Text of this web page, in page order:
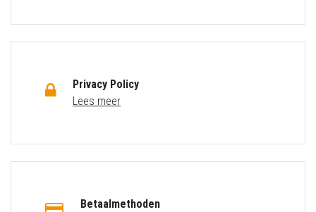
Privacy Policy
Lees meer
Betaalmethoden